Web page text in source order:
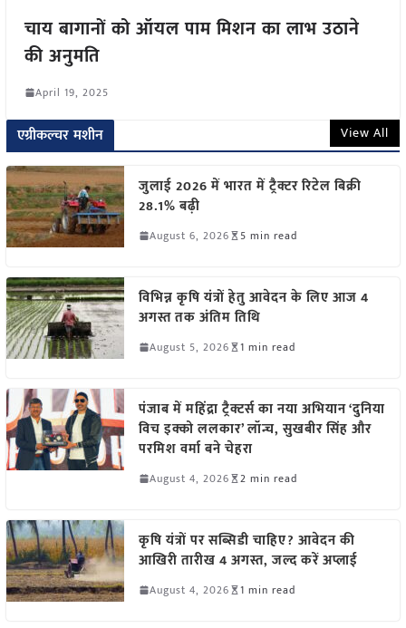
चाय बागानों को ऑयल पाम मिशन का लाभ उठाने
की अनुमति
April 19, 2025
एग्रीकल्चर मशीन View All
जुलाई 2026 में भारत में ट्रैक्टर रिटेल बिक्री
28.1% बढ़ी
August 6, 2026 5 min read
विभिन्न कृषि यंत्रों हेतु आवेदन के लिए आज 4
अगस्त तक अंतिम तिथि
August 5, 2026 1 min read
पंजाब में महिंद्रा ट्रैक्टर्स का नया अभियान ‘दुनिया
विच इक्को ललकार’ लॉन्च, सुखबीर सिंह और
परमिश वर्मा बने चेहरा
August 4, 2026 2 min read
कृषि यंत्रों पर सब्सिडी चाहिए? आवेदन की
आखिरी तारीख 4 अगस्त, जल्द करें अप्लाई
August 4, 2026 1 min read